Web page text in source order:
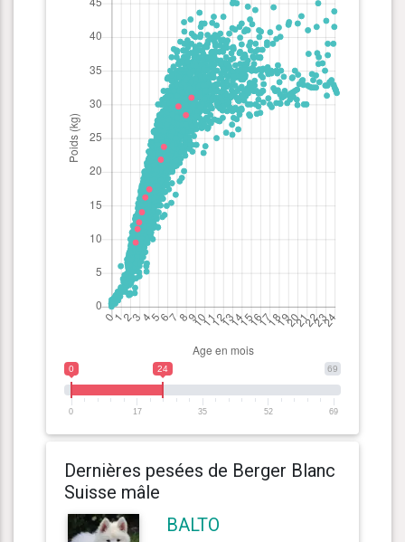
69
0 24
0 17 35 52 69
Dernières pesées de Berger Blanc
Suisse mâle
BALTO